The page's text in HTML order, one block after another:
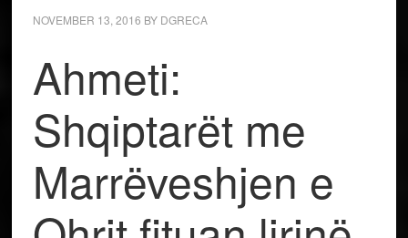
NOVEMBER 13, 2016 BY DGRECA
Ahmeti:
Shqiptarët me
Marrëveshjen e